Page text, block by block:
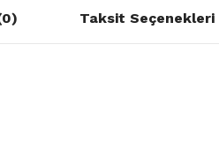
Taksit Seçenekleri